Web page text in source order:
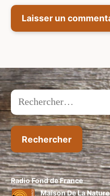
Rechercher :
Radio Fond de France
Maison De La Nature